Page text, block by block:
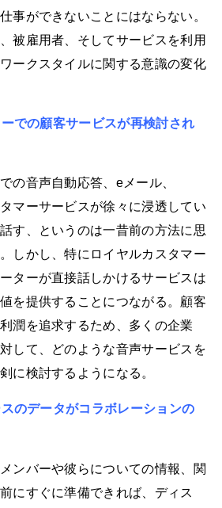
事ができないことにはならない。
被雇用者、そしてサービスを利用
ークスタイルに関する意識の変化
での顧客サービスが再検討され
の音声自動応答、eメール、
マーサービスが徐々に浸透してい
す、というのは一昔前の方法に思
しかし、特にロイヤルカスタマー
ターが直接話しかけるサービスは
を提供することにつながる。顧客
潤を追求するため、多くの企業
して、どのような音声サービスを
に検討するようになる。
のデータがコラボレーションの
ンバーや彼らについての情報、関
にすぐに準備できれば、ディス